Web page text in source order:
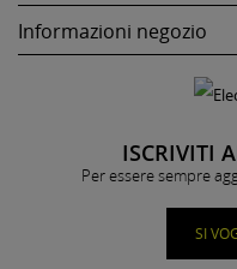
Informazioni negozio
ISCRIVITI
Per essere sempre
SI